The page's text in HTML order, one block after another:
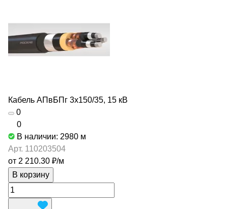
Кабель АПвБПг 3х150/35, 15 кВ
0
0
В наличии: 2980 м
Арт. 110203504
от 2 210.30 ₽/м
В корзину